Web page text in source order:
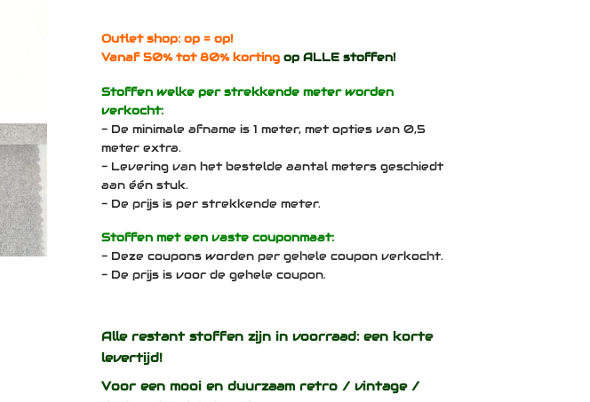
Outlet shop: op = op!
Vanaf 50% tot 80% korting op ALLE stoffen!
Stoffen welke per strekkende meter worden
verkocht:
- De minimale afname is 1 meter, met opties van 0,5
meter extra.
- Levering van het bestelde aantal meters geschiedt
aan één stuk.
- De prijs is per strekkende meter.
Stoffen met een vaste couponmaat:
- Deze coupons worden per gehele coupon verkocht.
- De prijs is voor de gehele coupon.
Alle restant stoffen zijn in voorraad: een korte
levertijd!
Voor een mooi en duurzaam retro / vintage /